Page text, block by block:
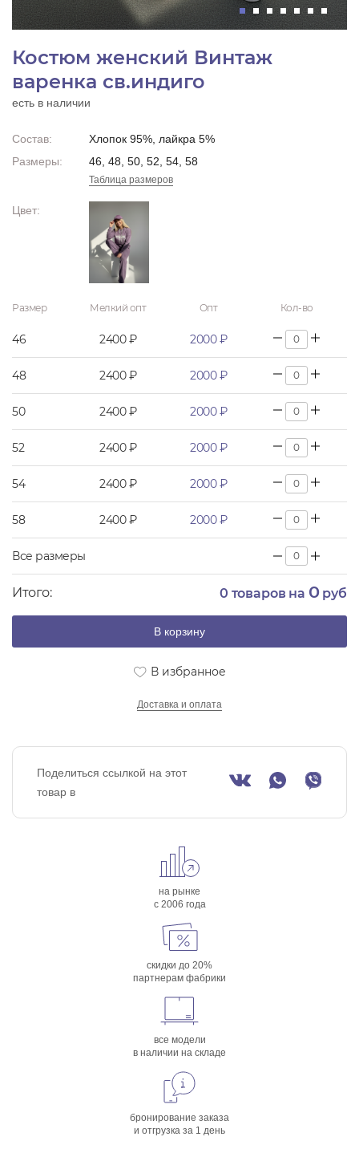
Костюм женский Винтаж
варенка св.индиго
есть в наличии
Состав:
Хлопок 95%, лайкра 5%
Размеры:
46, 48, 50, 52, 54, 58
Таблица размеров
Цвет:
Размер Мелкий опт Опт Кол-во
46 2400 ₽ 2000 ₽
48 2400 ₽ 2000 ₽
50 2400 ₽ 2000 ₽
52 2400 ₽ 2000 ₽
54 2400 ₽ 2000 ₽
58 2400 ₽ 2000 ₽
Все размеры
Итого: 0 товаров на 0руб
В корзину
В избранное
Доставка и оплата
Поделиться ссылкой на этот
товар в
на рынке
с 2006 года
скидки до 20%
партнерам фабрики
все модели
в наличии на складе
бронирование заказа
и отгрузка за 1 день